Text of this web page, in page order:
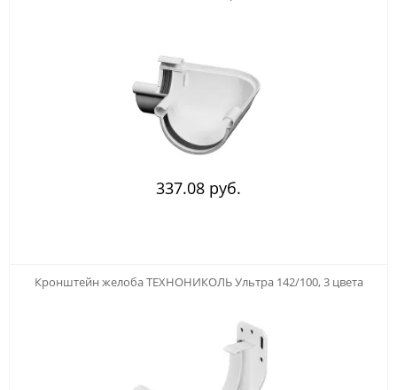
337.08 руб.
Кронштейн желоба ТЕХНОНИКОЛЬ Ультра 142/100, 3 цвета